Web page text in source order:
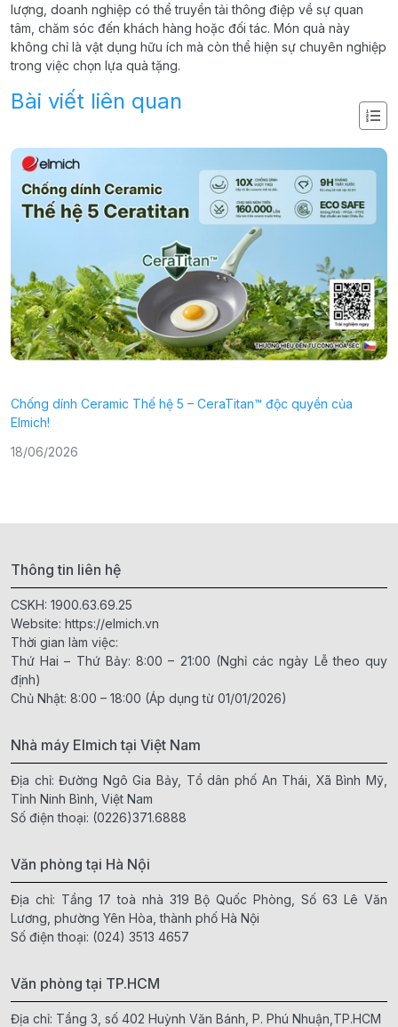
lượng, doanh nghiệp có thể truyền tải thông điệp về sự quan
tâm, chăm sóc đến khách hàng hoặc đối tác. Món quà này
không chỉ là vật dụng hữu ích mà còn thể hiện sự chuyên nghiệp
trong việc chọn lựa quà tặng.
Bài viết liên quan
Chống dính Ceramic Thế hệ 5 – CeraTitan™ độc quyền của
Elmich!
18/06/2026
Thông tin liên hệ
CSKH: 1900.63.69.25
Website: https://elmich.vn
Thời gian làm việc:
Thứ Hai – Thứ Bảy: 8:00 – 21:00 (Nghỉ các ngày Lễ theo quy
định)
Chủ Nhật: 8:00 – 18:00 (Áp dụng từ 01/01/2026)
Nhà máy Elmich tại Việt Nam
Địa chỉ: Đường Ngô Gia Bảy, Tổ dân phố An Thái, Xã Bình Mỹ,
Tỉnh Ninh Bình, Việt Nam
Số điện thoại: (0226)371.6888
Văn phòng tại Hà Nội
Địa chỉ: Tầng 17 toà nhà 319 Bộ Quốc Phòng, Số 63 Lê Văn
Lương, phường Yên Hòa, thành phố Hà Nội
Số điện thoại: (024) 3513 4657
Văn phòng tại TP.HCM
Địa chỉ: Tầng 3, số 402 Huỳnh Văn Bánh, P. Phú Nhuận,TP.HCM